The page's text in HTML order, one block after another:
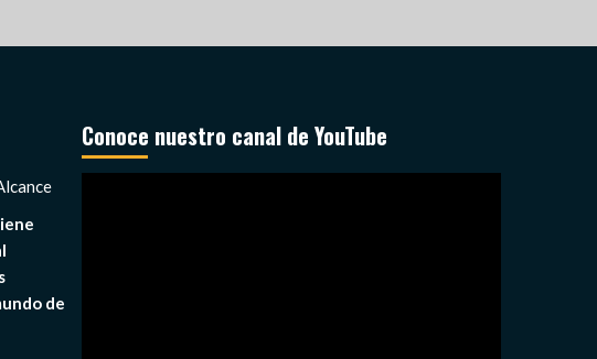
de
Conoce nuestro canal de YouTube